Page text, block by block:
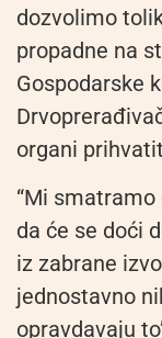
dozvolimo
propadne na
Gospodarske
organi
“Mi
da će se doći
iz zabrane
jednostavno
opravdavaju